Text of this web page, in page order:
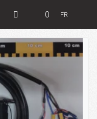
0 FR